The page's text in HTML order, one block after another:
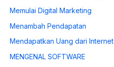
Memulai Digital Marketing
Menambah Pendapatan
Mendapatkan Uang dari Internet
MENGENAL SOFTWARE